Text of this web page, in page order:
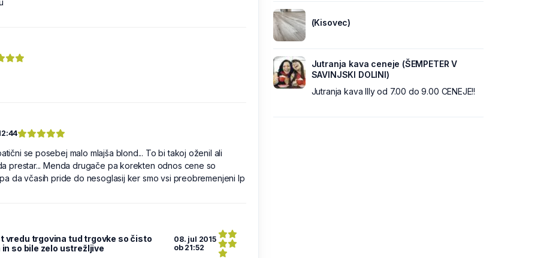
se posebej malo mlajša blond... To bi takoj oženil ali
prestar... Menda drugače pa korekten odnos cene so
da včasih pride do nesoglasij ker smo vsi preobremenjeni lp
vredu trgovina tud trgovke so čisto
so bile zelo ustrežljive
08. jul 2015
ob 21:52
(Kisovec)
Jutranja kava ceneje (ŠEMPETER V
SAVINJSKI DOLINI)
Jutranja kava Illy od 7.00 do 9.00 CENEJE!!